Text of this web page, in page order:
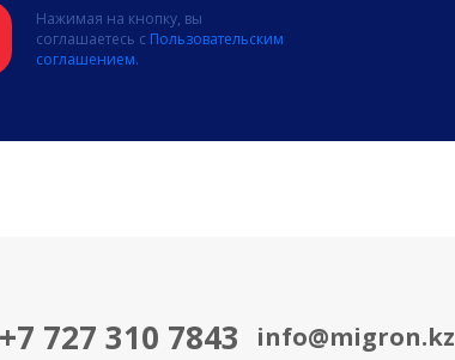
Нажимая на кнопку, вы
соглашаетесь с Пользовательским
соглашением.
+7 727 310 7843 info@migron.kz